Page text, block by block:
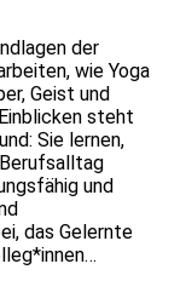
der
wie Yoga
Geist und
steht
Sie lernen,
und
das Gelernte